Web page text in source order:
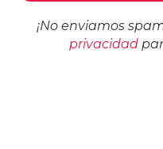
¡No enviamos
privacidad